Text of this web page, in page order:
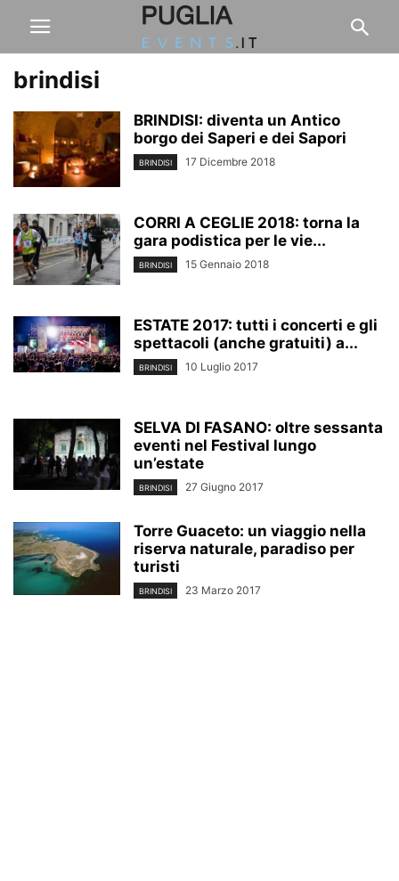
brindisi
BRINDISI: diventa un Antico
borgo dei Saperi e dei Sapori
BRINDISI 17 Dicembre 2018
CORRI A CEGLIE 2018: torna la
gara podistica per le vie...
BRINDISI 15 Gennaio 2018
ESTATE 2017: tutti i concerti e gli
spettacoli (anche gratuiti) a...
BRINDISI 10 Luglio 2017
SELVA DI FASANO: oltre sessanta
eventi nel Festival lungo
un’estate
BRINDISI 27 Giugno 2017
Torre Guaceto: un viaggio nella
riserva naturale, paradiso per
turisti
BRINDISI 23 Marzo 2017